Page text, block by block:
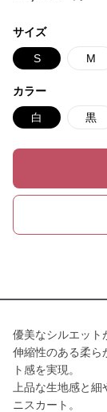
サイズ
S M
カラー
白 黒
優美なシルエット
伸縮性のある柔ら
ト感を実現。
上品な生地感と
ニスカート。